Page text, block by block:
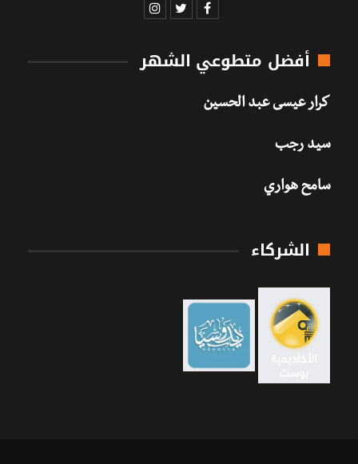
أفضل متطوعي الشهر
كرار عيسى عبد الحسين
سيد رجب
سامح هواري
الشركاء